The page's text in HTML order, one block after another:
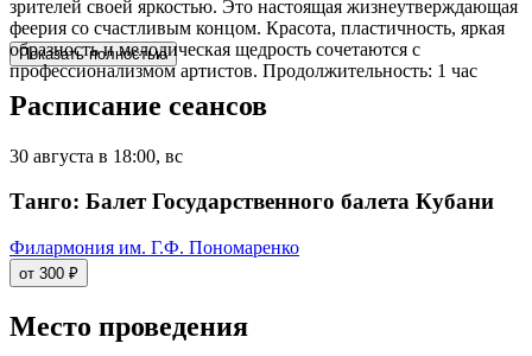
зрителей своей яркостью. Это настоящая жизнеутверждающая
феерия со счастливым концом. Красота, пластичность, яркая
образность и мелодическая щедрость сочетаются с
профессионализмом артистов. Продолжительность: 1 час
Показать полностью
Расписание сеансов
30 августа в 18:00, вс
Танго: Балет Государственного балета Кубани
Филармония им. Г.Ф. Пономаренко
от 300 ₽
Место проведения